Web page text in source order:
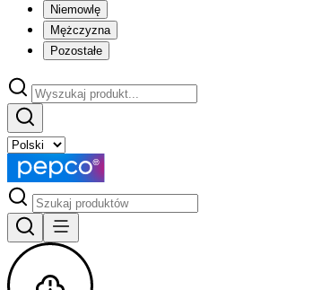
Niemowlę
Mężczyzna
Pozostałe